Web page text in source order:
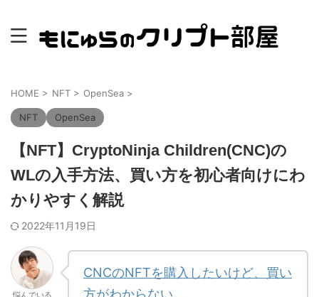
HOME > NFT > OpenSea >
NFT OpenSea
【NFT】CryptoNinja Children(CNC)の
WLの入手方法、買い方を初心者向けにわ
かりやすく解説
2022年11月19日
悩んでいる
CNCのNFTを購入したいけど、買い
方がわからない